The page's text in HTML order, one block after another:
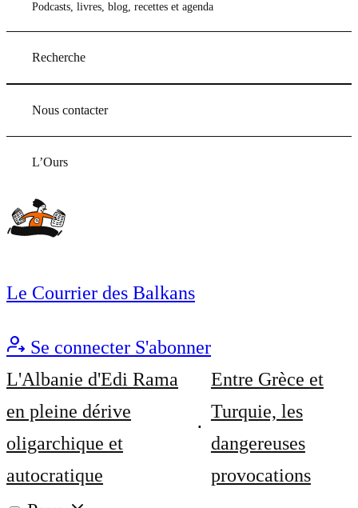
Podcasts, livres, blog, recettes et agenda
Recherche
Nous contacter
L’Ours
Le Courrier des Balkans
Se connecter S'abonner
L'Albanie d'Edi Rama
en pleine dérive
oligarchique et
autocratique
Entre Grèce et
Turquie, les
dangereuses
provocations